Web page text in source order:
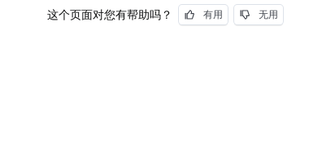
这个页面对您有帮助吗？ 有用 无用